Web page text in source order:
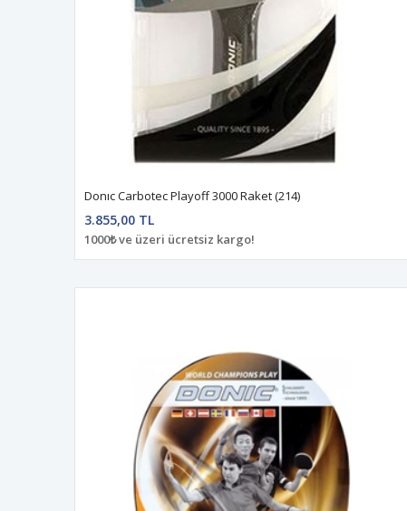
Donıc Carbotec Playoff 3000 Raket (214)
3.855,00 TL
1000₺ ve üzeri ücretsiz kargo!